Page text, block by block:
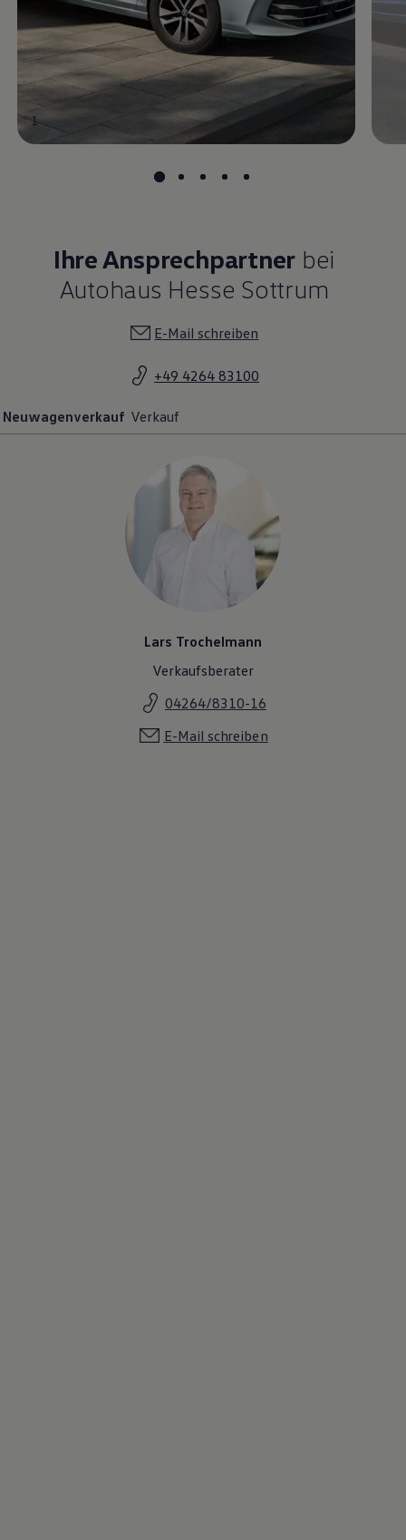
1
Ihre Ansprechpartner bei
Autohaus Hesse Sottrum
E-Mail schreiben
+49 4264 83100
Neuwagenverkauf Verkauf
Lars Trochelmann
Verkaufsberater
04264/8310-16
E-Mail schreiben